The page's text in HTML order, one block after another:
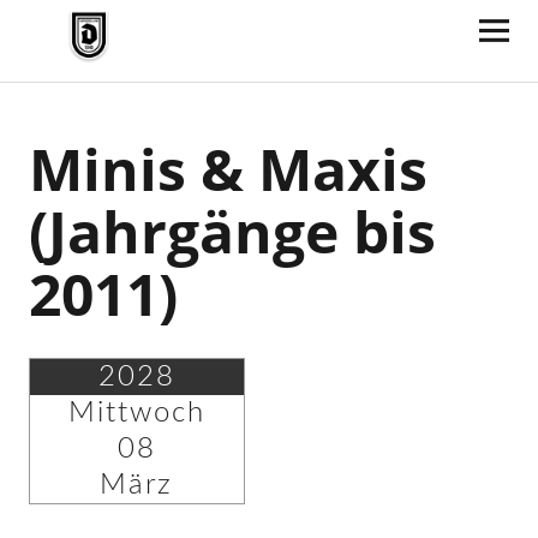
TV Jahn Duderstadt
Minis & Maxis
(Jahrgänge bis
2011)
2028
Mittwoch
08
März